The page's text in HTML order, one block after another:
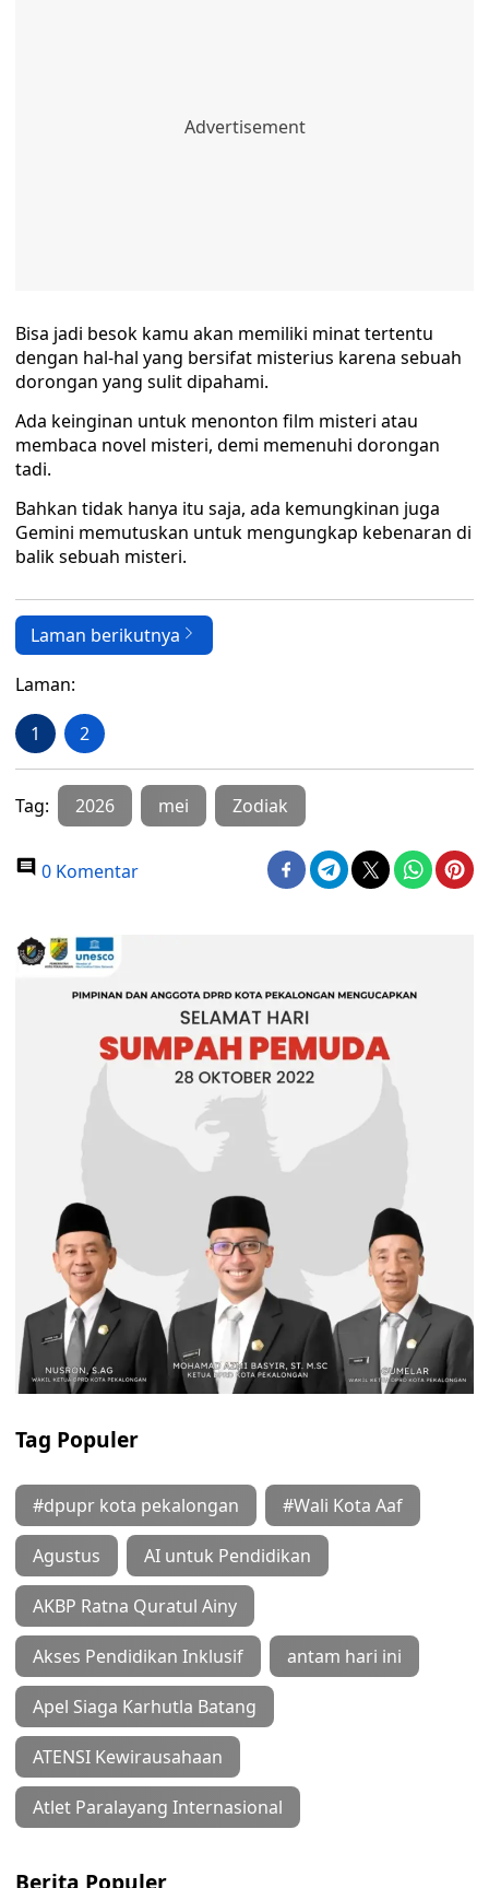
Bisa jadi besok kamu akan memiliki minat tertentu
dengan hal-hal yang bersifat misterius karena sebuah
dorongan yang sulit dipahami.
Ada keinginan untuk menonton film misteri atau
membaca novel misteri, demi memenuhi dorongan
tadi.
Bahkan tidak hanya itu saja, ada kemungkinan juga
Gemini memutuskan untuk mengungkap kebenaran di
balik sebuah misteri.
Laman berikutnya
Laman:
1 2
Tag: 2026 mei Zodiak
0 Komentar
Tag Populer
#dpupr kota pekalongan #Wali Kota Aaf
Agustus AI untuk Pendidikan
AKBP Ratna Quratul Ainy
Akses Pendidikan Inklusif antam hari ini
Apel Siaga Karhutla Batang
ATENSI Kewirausahaan
Atlet Paralayang Internasional
Berita Populer